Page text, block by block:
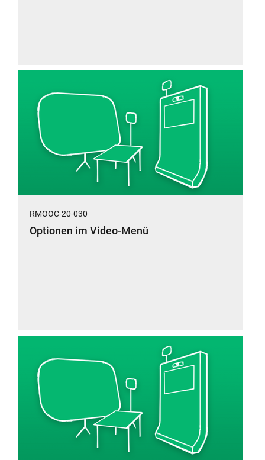
RMOOC-20-030
Optionen im Video-Menü